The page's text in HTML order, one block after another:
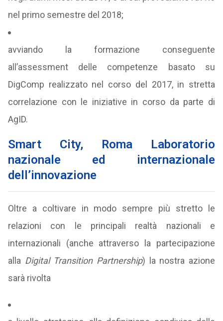
nel primo semestre del 2018;
avviando la formazione conseguente
all’assessment delle competenze basato su
DigComp realizzato nel corso del 2017, in stretta
correlazione con le iniziative in corso da parte di
AgID.
Smart City, Roma Laboratorio
nazionale ed internazionale
dell’innovazione
Oltre a coltivare in modo sempre più stretto le
relazioni con le principali realtà nazionali e
internazionali (anche attraverso la partecipazione
alla Digital Transition Partnership) la nostra azione
sarà rivolta